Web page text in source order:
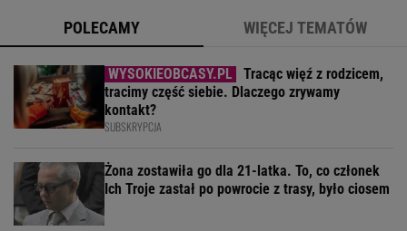
POLECAMY WIĘCEJ TEMATÓW
Tracąc więź z rodzicem,
tracimy część siebie. Dlaczego zrywamy
kontakt?
SUBSKRYPCJA
Żona zostawiła go dla 21-latka. To, co członek
Ich Troje zastał po powrocie z trasy, było ciosem